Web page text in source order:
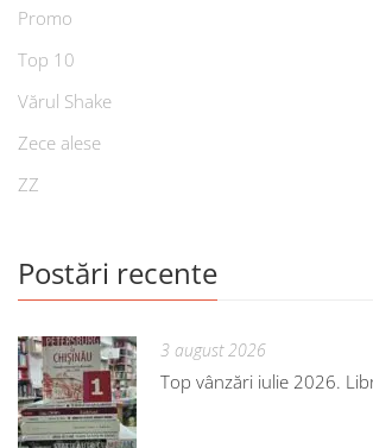
Promo
Top 10
Vărul Shake
Zece alese
ZZ
Postări recente
3 august 2026
Top vânzări iulie 2026.